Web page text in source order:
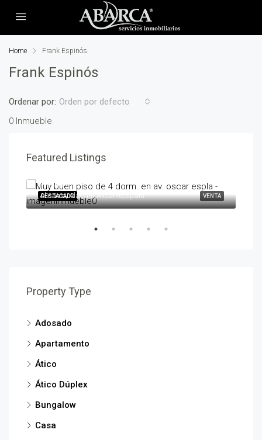
Home Frank Espinós
Frank Espinós
0 Inmueble
Ordenar por: Orden por defecto
Featured Listings
VENTA
DESTACADO
595,000€
,Alicante/Alacant,Alicante,Spain
Property Type
Adosado
Apartamento
Ático
Ático Dúplex
Bungalow
Casa